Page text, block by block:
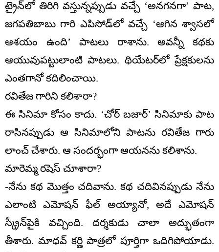
ట్రైన్‌లో తిరిగి వస్తున్నప్పుడు వచ్చే ‘అనగనగా’ పాట,
జగపతిబాబు గారి ఎపిసోడ్‌లో వచ్చే ‘ఆగిన శ్వాసలో
ఆశయం ఉంది’ పాటలు రాశాను. అవన్నీ కథకు
ఆయువుపట్టులాంటి పాటలు. థియేటర్‌లో ప్రేక్షకులను
ఎంతగానో కదిలించాయి.
రవితేజ గారిని కలిశారా?
ఈ సినిమా కోసం కాదు. ‘చోర్ బజార్’ సినిమాకు పాట
రాసినప్పుడు ఆ సినిమాలోని పాటను రవితేజ గారు
లాంచ్ చేశారు. ఆ సందర్భంగా ఆయనను కలిశాను.
మారెమ్మ రషెస్ చూశారా?
-నేను కథ మొత్తం చదివాను. కథ చదివినప్పుడు నేను
ఎలాంటి ఎమోషన్ ఫీల్ అయ్యానో, అదే ఎమోషన్
స్క్రీన్‌పైకి వచ్చింది. దర్శకుడు చాలా అద్భుతంగా
తీశారు. మాధవ్ కర్ణి పాత్రలో పూర్తిగా ఒదిగిపోయాడు.